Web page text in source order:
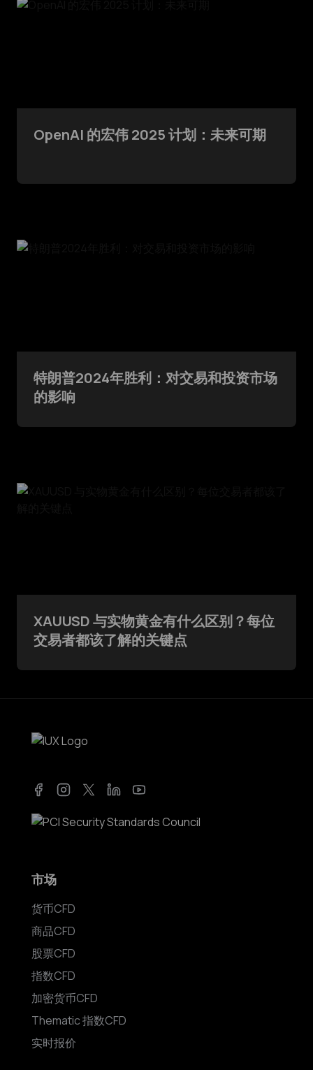
OpenAI 的宏伟 2025 计划：未来可期
特朗普2024年胜利：对交易和投资市场
的影响
XAUUSD 与实物黄金有什么区别？每位
交易者都该了解的关键点
市场
货币CFD
商品CFD
股票CFD
指数CFD
加密货币CFD
Thematic 指数CFD
实时报价